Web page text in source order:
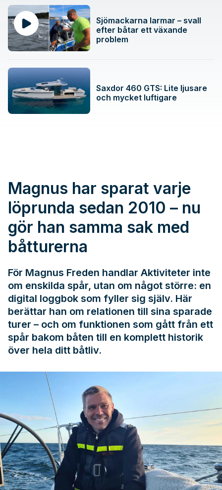
Sjömackarna larmar – svall
efter båtar ett växande
problem
Saxdor 460 GTS: Lite ljusare
och mycket luftigare
Magnus har sparat varje
löprunda sedan 2010 – nu
gör han samma sak med
båtturerna
För Magnus Freden handlar Aktiviteter inte
om enskilda spår, utan om något större: en
digital loggbok som fyller sig själv. Här
berättar han om relationen till sina sparade
turer – och om funktionen som gått från ett
spår bakom båten till en komplett historik
över hela ditt båtliv.